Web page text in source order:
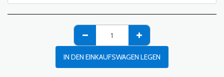
IN DEN EINKAUFSWAGEN LEGEN